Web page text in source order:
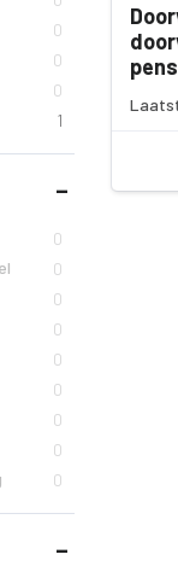
0
0
0
1
0
0
0
0
0
0
0
0
0